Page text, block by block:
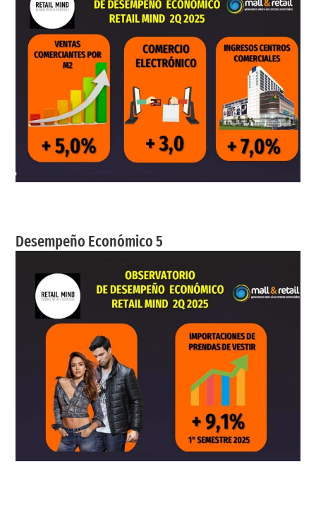
Desempeño Económico 5